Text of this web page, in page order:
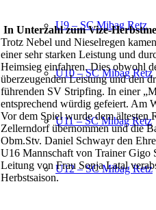
U9 – SC Mibag Retz
U10 – SC Mibag Retz
U11 – SC Mibag Retz
U12 – SC Mibag Retz
In Unterzahl zum Vize-
Trotz Nebel und Nieselregen
einer sehr starken Leistung und
Heimsieg einfahren. Dies obwohl
überzeugenden Leistung und den
führenden SV Stripfing. In einer
entsprechend würdig gefeiert. Am
Vor dem Spiel wurde dem ältesten
Zellerndorf übernommen und die
Obm.Stv. Daniel Schwayr den
U16 Mannschaft von Trainer Gigo
Leitung von Frau Sonja Latal
Herbstsaison.